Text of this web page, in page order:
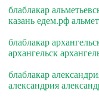
блаблакар
казань едем.рф
блаблакар
архангельск
блаблакар
александрия